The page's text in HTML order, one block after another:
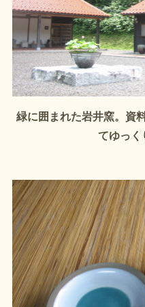
緑に囲まれた岩井窯。資
てゆっ